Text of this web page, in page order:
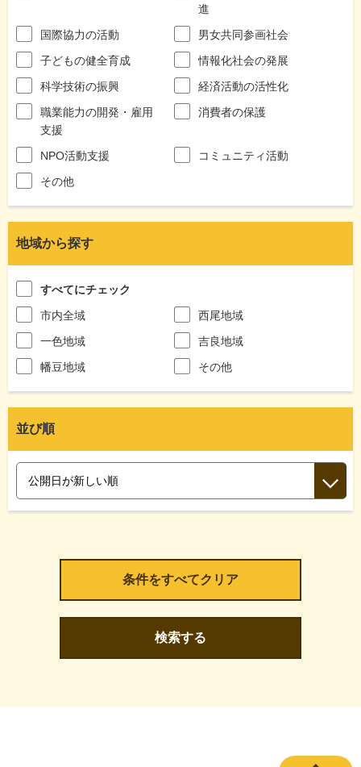
進
国際協力の活動
男女共同参画社会
子どもの健全育成
情報化社会の発展
科学技術の振興
経済活動の活性化
職業能力の開発・雇用
支援
消費者の保護
NPO活動支援
コミュニティ活動
その他
地域から探す
すべてにチェック
市内全域
西尾地域
一色地域
吉良地域
幡豆地域
その他
並び順
検索する